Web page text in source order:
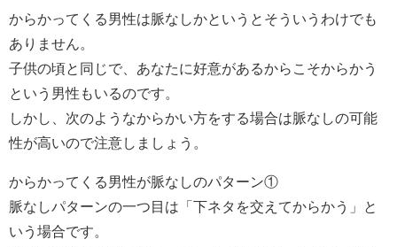
からかってくる男性は脈なしかというとそういうわけでも
ありません。
子供の頃と同じで、あなたに好意があるからこそからかう
という男性もいるのです。
しかし、次のようなからかい方をする場合は脈なしの可能
性が高いので注意しましょう。
からかってくる男性が脈なしのパターン①
脈なしパターンの一つ目は「下ネタを交えてからかう」と
いう場合です。